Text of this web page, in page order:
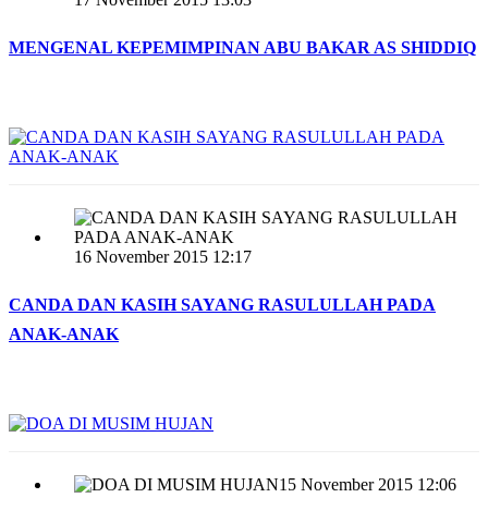
MENGENAL KEPEMIMPINAN ABU BAKAR AS SHIDDIQ
16 November 2015 12:17
CANDA DAN KASIH SAYANG RASULULLAH PADA
ANAK-ANAK
15 November 2015 12:06